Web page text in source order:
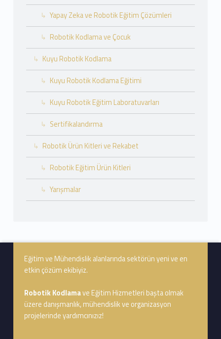
Yapay Zeka ve Robotik Eğitim Çözümleri
Robotik Kodlama ve Çocuk
Kuyu Robotik Kodlama
Kuyu Robotik Kodlama Eğitimi
Kuyu Robotik Eğitim Laboratuvarları
Sertifikalandırma
Robotik Ürün Kitleri ve Rekabet
Robotik Eğitim Ürün Kitleri
Yarışmalar
Footer info sidebar
Eğitim ve Mühendislik alanlarında sektörün yeni ve en
etkin çözüm ekibiyiz.
Robotik Kodlamave Eğitim Hizmetleri başta olmak
üzere danışmanlık, mühendislik ve organizasyon
projelerinde yardımcınızız!